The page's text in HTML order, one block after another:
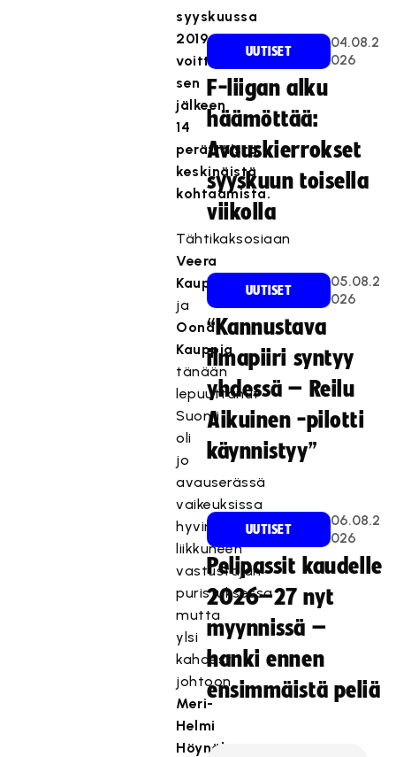
syyskuussa
2019
voittaen
sen
jälkeen
14
perättäistä
keskinäistä
kohtaamista.
Tähtikaksosiaan
Veera
Kauppia
ja
Oona
Kauppia
tänään
lepuuttanut
Suomi
oli
jo
avauserässä
vaikeuksissa
hyvin
liikkuneen
vastustajan
puristuksessa
mutta
ylsi
kahdesti
johtoon.
Meri-
Helmi
Höynälä
UUTISET
04.08.2
026
F-liigan alku
häämöttää:
Avauskierrokset
syyskuun toisella
viikolla
UUTISET
05.08.2
026
“Kannustava
ilmapiiri syntyy
yhdessä – Reilu
Aikuinen -pilotti
käynnistyy”
UUTISET
06.08.2
026
Pelipassit kaudelle
2026–27 nyt
myynnissä –
hanki ennen
ensimmäistä peliä